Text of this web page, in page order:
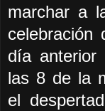
marchar a
celebración
día anterior
las 8 de la
el